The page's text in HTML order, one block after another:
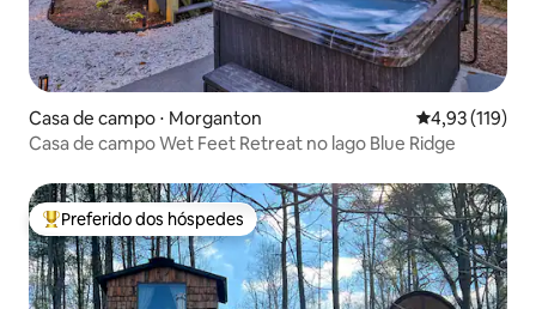
Casa de campo ⋅ Morganton 4,93 de uma
4,93 (119)
Casa de campo Wet Feet Retreat no lago Blue Ridge
Entre os melhores preferidos dos hóspedes
Preferido dos hóspedes